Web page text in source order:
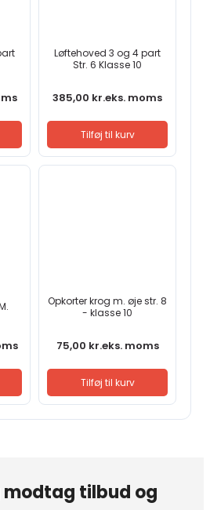
Løftehoved 3 og 4 part
Str. 6 Klasse 10
385,00 kr.eks. moms
Tilføj til kurv
Opkorter krog m. øje str. 8
- klasse 10
75,00 kr.eks. moms
Tilføj til kurv
modtag tilbud og